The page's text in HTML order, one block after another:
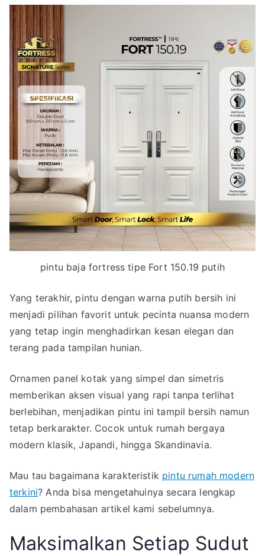
pintu baja fortress tipe Fort 150.19 putih
Yang terakhir, pintu dengan warna putih bersih ini
menjadi pilihan favorit untuk pecinta nuansa modern
yang tetap ingin menghadirkan kesan elegan dan
terang pada tampilan hunian.
Ornamen panel kotak yang simpel dan simetris
memberikan aksen visual yang rapi tanpa terlihat
berlebihan, menjadikan pintu ini tampil bersih namun
tetap berkarakter. Cocok untuk rumah bergaya
modern klasik, Japandi, hingga Skandinavia.
Mau tau bagaimana karakteristik pintu rumah modern
terkini? Anda bisa mengetahuinya secara lengkap
dalam pembahasan artikel kami sebelumnya.
Maksimalkan Setiap Sudut